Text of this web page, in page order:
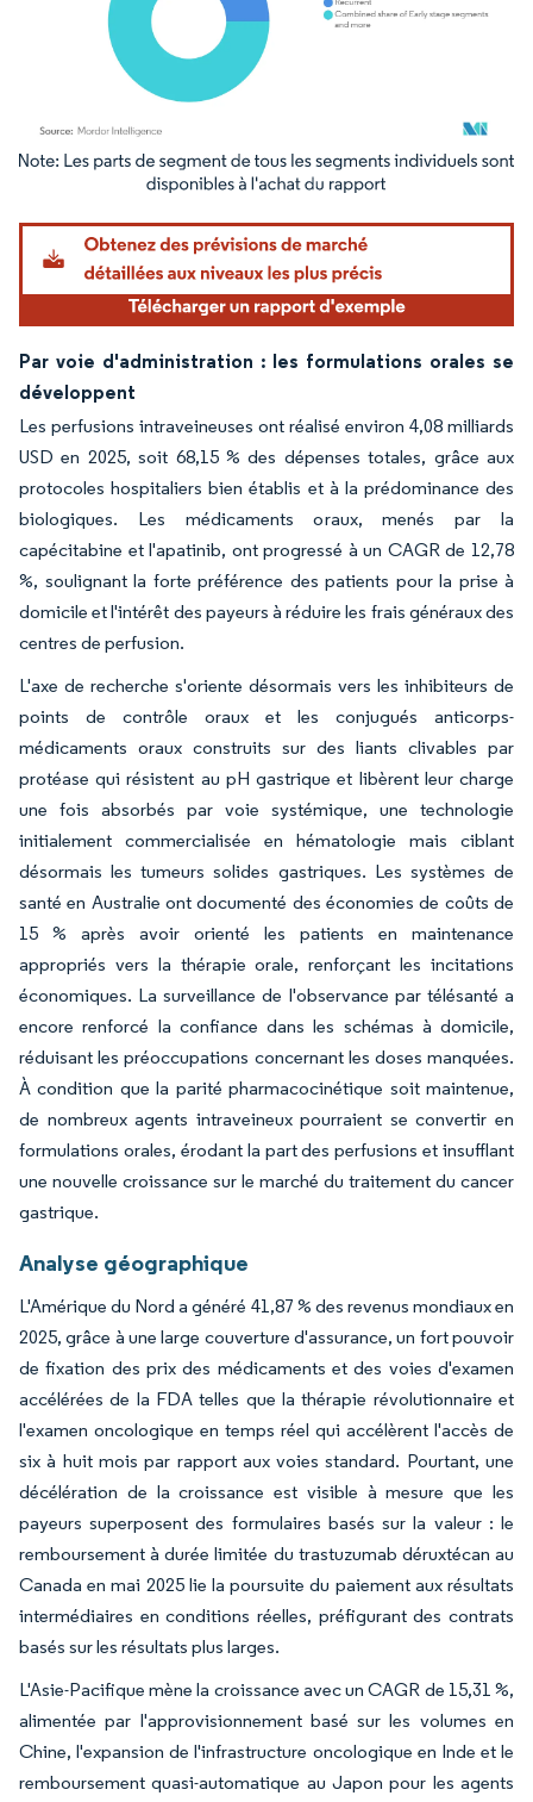
Image © Mordor Intelligence. La réutilisation nécessite une attribution sous CC BY
Par voie d'administration : les formulations orales se
développent
Les perfusions intraveineuses ont réalisé environ 4,08 milliards
USD en 2025, soit 68,15 % des dépenses totales, grâce aux
protocoles hospitaliers bien établis et à la prédominance des
biologiques. Les médicaments oraux, menés par la
capécitabine et l'apatinib, ont progressé à un CAGR de 12,78
%, soulignant la forte préférence des patients pour la prise à
domicile et l'intérêt des payeurs à réduire les frais généraux des
centres de perfusion.
L'axe de recherche s'oriente désormais vers les inhibiteurs de
points de contrôle oraux et les conjugués anticorps-
médicaments oraux construits sur des liants clivables par
protéase qui résistent au pH gastrique et libèrent leur charge
une fois absorbés par voie systémique, une technologie
initialement commercialisée en hématologie mais ciblant
désormais les tumeurs solides gastriques. Les systèmes de
santé en Australie ont documenté des économies de coûts de
15 % après avoir orienté les patients en maintenance
appropriés vers la thérapie orale, renforçant les incitations
économiques. La surveillance de l'observance par télésanté a
encore renforcé la confiance dans les schémas à domicile,
réduisant les préoccupations concernant les doses manquées.
À condition que la parité pharmacocinétique soit maintenue,
de nombreux agents intraveineux pourraient se convertir en
formulations orales, érodant la part des perfusions et insufflant
une nouvelle croissance sur le marché du traitement du cancer
gastrique.
Analyse géographique
L'Amérique du Nord a généré 41,87 % des revenus mondiaux en
2025, grâce à une large couverture d'assurance, un fort pouvoir
de fixation des prix des médicaments et des voies d'examen
accélérées de la FDA telles que la thérapie révolutionnaire et
l'examen oncologique en temps réel qui accélèrent l'accès de
six à huit mois par rapport aux voies standard. Pourtant, une
décélération de la croissance est visible à mesure que les
payeurs superposent des formulaires basés sur la valeur : le
remboursement à durée limitée du trastuzumab déruxtécan au
Canada en mai 2025 lie la poursuite du paiement aux résultats
intermédiaires en conditions réelles, préfigurant des contrats
basés sur les résultats plus larges.
L'Asie-Pacifique mène la croissance avec un CAGR de 15,31 %,
alimentée par l'approvisionnement basé sur les volumes en
Chine, l'expansion de l'infrastructure oncologique en Inde et le
remboursement quasi-automatique au Japon pour les agents